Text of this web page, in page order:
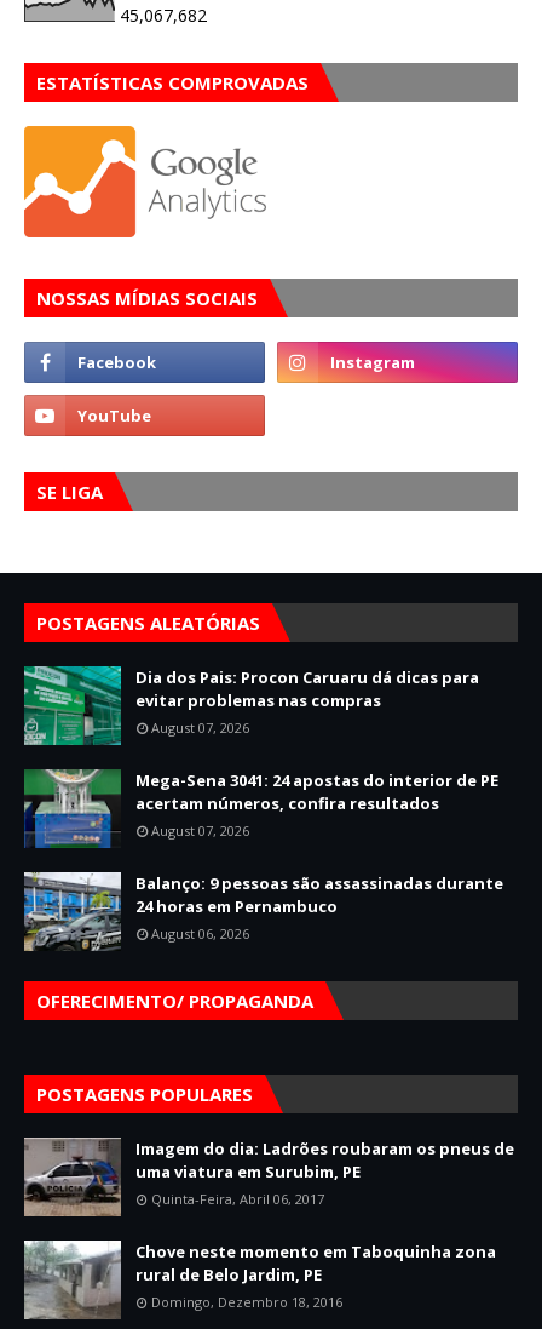
45,067,682
ESTATÍSTICAS COMPROVADAS
NOSSAS MÍDIAS SOCIAIS
SE LIGA
POSTAGENS ALEATÓRIAS
Dia dos Pais: Procon Caruaru dá dicas para
evitar problemas nas compras
August 07, 2026
Mega-Sena 3041: 24 apostas do interior de PE
acertam números, confira resultados
August 07, 2026
Balanço: 9 pessoas são assassinadas durante
24 horas em Pernambuco
August 06, 2026
OFERECIMENTO/ PROPAGANDA
POSTAGENS POPULARES
Imagem do dia: Ladrões roubaram os pneus de
uma viatura em Surubim, PE
Quinta-Feira, Abril 06, 2017
Chove neste momento em Taboquinha zona
rural de Belo Jardim, PE
Domingo, Dezembro 18, 2016